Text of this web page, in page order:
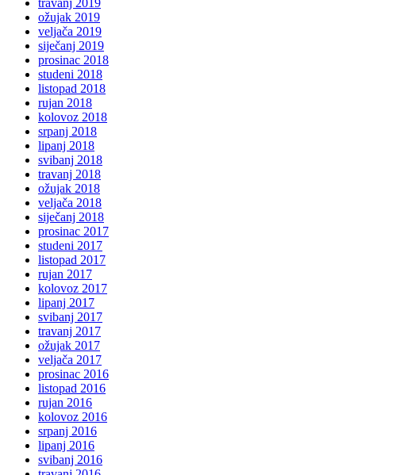
travanj 2019
ožujak 2019
veljača 2019
siječanj 2019
prosinac 2018
studeni 2018
listopad 2018
rujan 2018
kolovoz 2018
srpanj 2018
lipanj 2018
svibanj 2018
travanj 2018
ožujak 2018
veljača 2018
siječanj 2018
prosinac 2017
studeni 2017
listopad 2017
rujan 2017
kolovoz 2017
lipanj 2017
svibanj 2017
travanj 2017
ožujak 2017
veljača 2017
prosinac 2016
listopad 2016
rujan 2016
kolovoz 2016
srpanj 2016
lipanj 2016
svibanj 2016